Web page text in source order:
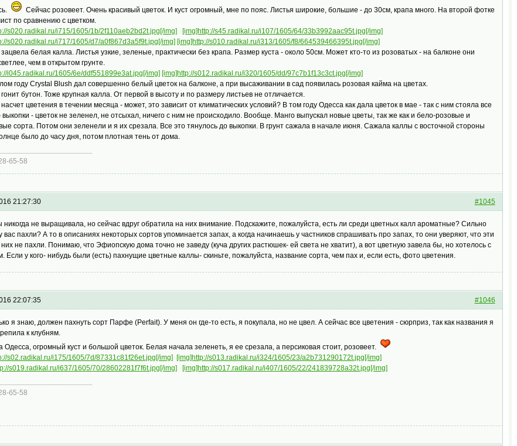
Сейчас розовеет. Очень красивый цветок. И куст огромный, мне по пояс. Листья широкие, большие - до 30см, крапа много. На второй фотке
по сравнению с цветком.
s020.radikal.ru/i715/1605/1b/2f110aeb2bd2t.jpg[/img]
[img]http://s45.radikal.ru/i107/1605/64/33b3992aac95t.jpg[/img]
s020.radikal.ru/i717/1605/d7/a0f867d3a5f9t.jpg[/img] [img]http://s010.radikal.ru/i313/1605/f8/664539466395t.jpg[/img]
белая калла. Листья узкие, зеленые, практически без крапа. Размер куста - около 50см. Может кто-то из розоватых - на балконе они
чем в открытом грунте.
i045.radikal.ru/1605/6e/ddf551899e3at.jpg[/img] [img]http://s012.radikal.ru/i320/1605/dd/97c7b1f13c3ct.jpg[/img]
году Crystal Blush дал совершенно белый цветок на балконе, а при высаживании в сад появилась розовая кайма на цветах.
бутон. Тоже крупная калла. От первой в высоту и по размеру листьев не отличается.
насчет цветения в течении месяца - может, это зависит от климатических условий? В том году Одесса как дала цветок в мае - так с ним стояла все
выкопки - цветок не зеленел, не отсыхал, ничего с ним не происходило. Вообще. Манго выпускал новые цветы, так же как и бело-розовые и
сорта. Потом они зеленели и я их срезала. Все это тянулось до выкопки. В грунт сажала в начале июня. Сажала каллы с восточной стороны
было до часу дня, потом плотная тень от дома.
б5-58
#1045
21:27:30
никогда не выращивала, но сейчас вдруг обратила на них внимание. Подскажите, пожалуйста, есть ли среди цветных калл ароматные? Сильно
вас пахли? А то в описаниях некоторых сортов упоминается запах, а когда начинаешь у частников спрашивать про запах, то они уверяют, что эти
них не пахли. Понимаю, что Эфиопскую дома точно не заведу (куча других растюшек- ей света не хватит), а вот цветную завела бы, но хотелось с
Если у кого- нибудь были (есть) пахнущие цветные каллы- скиньте, пожалуйста, название сорта, чем пах и, если есть, фото цветения.
#1046
22:07:35
я знаю, должен пахнуть сорт Парфе (Perfait). У меня он где-то есть, я покупала, но не цвел. А сейчас все цветения - сюрприз, так как названия я
к клубням.
Одесса, огромный куст и большой цветок. Белая начала зеленеть, я ее срезала, а персиковая стоит, розовеет.
s02.radikal.ru/i175/1605/7d/87331c81f26et.jpg[/img] [img]http://s013.radikal.ru/i324/1605/23/a2b731290172t.jpg[/img]
s019.radikal.ru/i637/1605/70/28602281f7f6t.jpg[/img]
[img]http://s017.radikal.ru/i407/1605/22/241839728a32t.jpg[/img]
б5-58